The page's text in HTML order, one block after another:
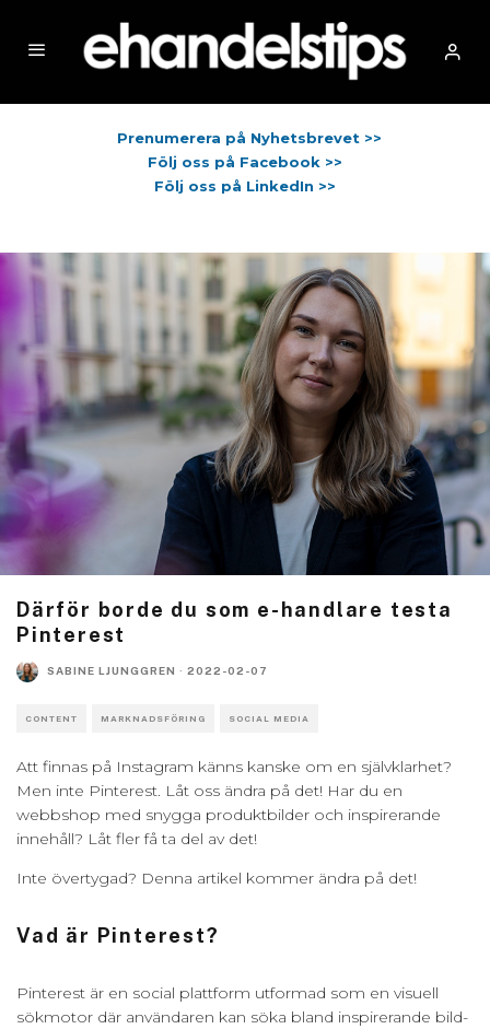
Prenumerera på Nyhetsbrevet >>
Följ oss på Facebook >>
Följ oss på LinkedIn >>
Därför borde du som e-handlare testa
Pinterest
SABINE LJUNGGREN · 2022-02-07
CONTENT MARKNADSFÖRING SOCIAL MEDIA
Att finnas på Instagram känns kanske om en självklarhet?
Men inte Pinterest. Låt oss ändra på det! Har du en
webbshop med snygga produktbilder och inspirerande
innehåll? Låt fler få ta del av det!
Inte övertygad? Denna artikel kommer ändra på det!
Vad är Pinterest?
Pinterest är en social plattform utformad som en visuell
sökmotor där användaren kan söka bland inspirerande bild-